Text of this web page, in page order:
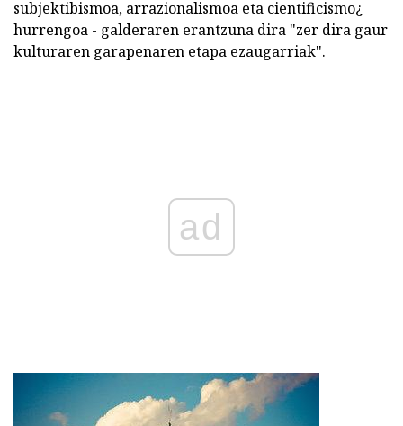
subjektibismoa, arrazionalismoa eta cientificismo¿
hurrengoa - galderaren erantzuna dira "zer dira gaur
kulturaren garapenaren etapa ezaugarriak".
ad